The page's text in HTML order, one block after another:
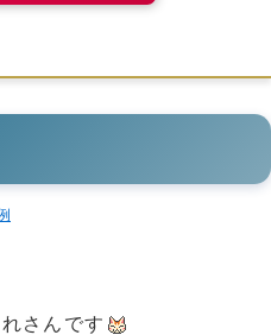
さんです